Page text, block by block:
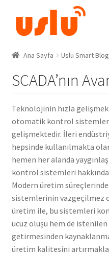
navigation
content
Ana Sayfa
AKILLI EV ÜRÜNLERİ
Adım Takip Sistemi
Hesap – Üye Ol
İletişim
Ödeme
Ana Sayfa Uslu Smart Blog
SCADA’nın
Teknolojinin hızla
otomatik kontrol sistemleri
gelişmektedir. İleri
hepsinde kullanılmakta
hemen her alanda
kontrol sistemleri hakkında
Modern üretim
sistemlerinin vazgeçilmez
üretim ile, bu sistemleri
ucuz oluşu hem de
getirmesinden
üretim kalitesini